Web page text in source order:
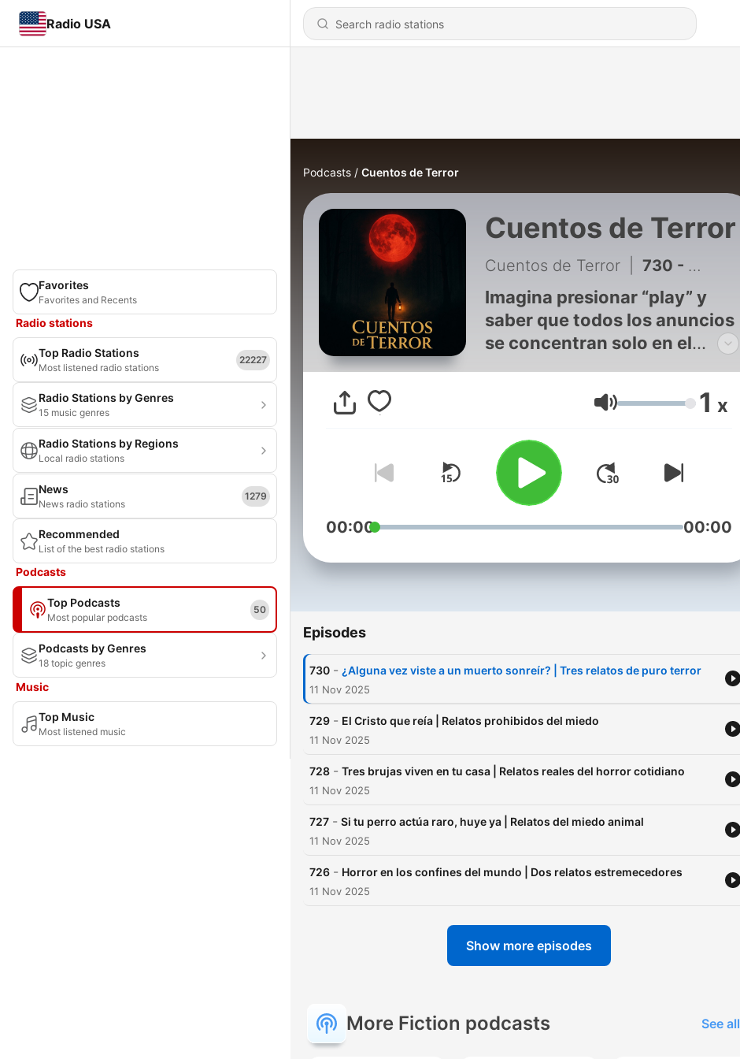
Radio USA
Favorites
Favorites and Recents
Radio stations
Top Radio Stations
Most listened radio stations
22227
Radio Stations by Genres
15 music genres
Radio Stations by Regions
Local radio stations
News
News radio stations
1279
Recommended
List of the best radio stations
Podcasts
Top Podcasts
Most popular podcasts
50
Podcasts by Genres
18 topic genres
Music
Top Music
Most listened music
Podcasts Cuentos de Terror
Cuentos de Terror
Cuentos de Terror 730 - ¿Alguna vez viste a un muerto sonreír? | Tres relatos de puro terror
Imagina presionar “play” y
saber que todos los anuncios
se concentran solo en el
que escuchas es oscuridad
pura: sin interrupciones, sin
sonido de lo desconocido
respirando en la penumbra.
Así comienza cada episodio
de Cuentos de Terror, el
historias de terror cobran
intenso que sentirás que
escuchas.
transforman en ecos. Cada
una puerta distinta: una casa
sigue latiendo a medianoche,
llamada al 911 que jamás
debió existir, una voz infantil
No son simples relatos, son
espejos de lo que temes
Cuentos de Terror mezcla el
Volume 1 x
00:00 00:00
Episodes
730 - ¿Alguna vez viste a un muerto sonreír? | Tres relatos de puro terror
11 Nov 2025
729 - El Cristo que reía | Relatos prohibidos del miedo
11 Nov 2025
728 - Tres brujas viven en tu casa | Relatos reales del horror cotidiano
11 Nov 2025
727 - Si tu perro actúa raro, huye ya | Relatos del miedo animal
11 Nov 2025
726 - Horror en los confines del mundo | Dos relatos estremecedores
11 Nov 2025
Show more episodes
More Fiction podcasts See all